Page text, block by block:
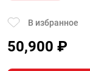
В избранное
50,900 ₽